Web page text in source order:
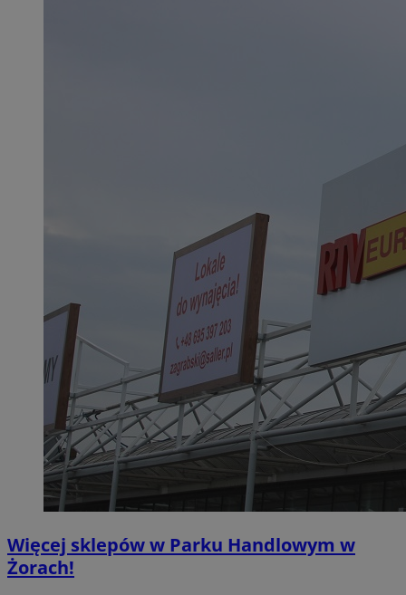
Więcej sklepów w Parku Handlowym w
Żorach!